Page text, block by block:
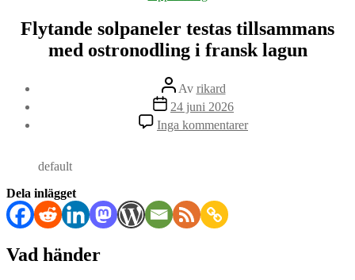
Flytande solpaneler testas tillsammans
med ostronodling i fransk lagun
Inläggsförfattare
Av rikard
Inläggsdatum
24 juni 2026
Inga kommentarertill
Flytande
default
Dela inlägget
Vad händer